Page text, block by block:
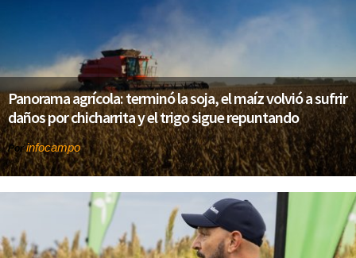
Panorama agrícola: terminó la soja, el maíz volvió a sufrir
daños por chicharrita y el trigo sigue repuntando
Porinfocampo